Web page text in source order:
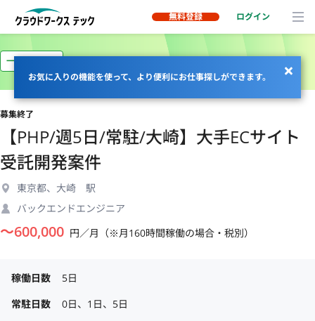
無料登録 ログイン
お気に入りの機能を使って、より便利にお仕事探しができます。
一部リモート
募集終了
【PHP/週5日/常駐/大崎】大手ECサイト
受託開発案件
東京都、大崎 駅
バックエンドエンジニア
〜600,000 円／月（※月160時間稼働の場合・税別）
稼働日数
5日
常駐日数
0日、1日、5日